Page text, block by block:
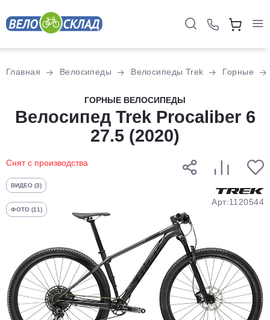
Главная Велосипеды Велосипеды Trek Горные
ГОРНЫЕ ВЕЛОСИПЕДЫ
Велосипед Trek Procaliber 6
27.5 (2020)
Снят с производства
ВИДЕО (3)
ФОТО (11)
Арт:1120544
Разбейте
оплатуна части
без переплат
График платежей
Добавляйте товары
в корзину